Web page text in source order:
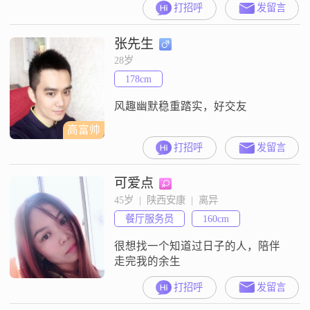
打招呼 发留言
高富帅
张先生
28岁
178cm
风趣幽默稳重踏实，好交友
打招呼 发留言
可爱点
45岁  |  陕西安康  |  离异
餐厅服务员
160cm
很想找一个知道过日子的人，陪伴
走完我的余生
打招呼 发留言